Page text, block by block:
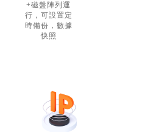
+磁盤陣列運
行，可設置定
時備份，數據
快照